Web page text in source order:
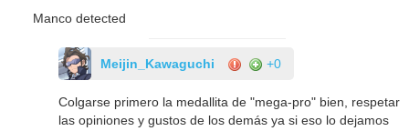
Manco detected
Meijin_Kawaguchi +0
Colgarse primero la medallita de "mega-pro" bien, respetar
las opiniones y gustos de los demás ya si eso lo dejamos